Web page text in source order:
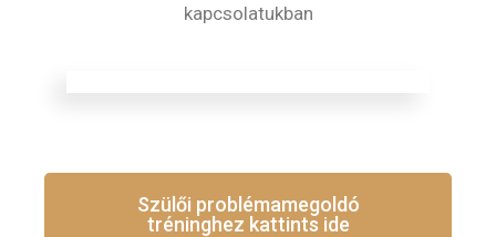
kapcsolatukban
Szülői problémamegoldó
tréninghez kattints ide